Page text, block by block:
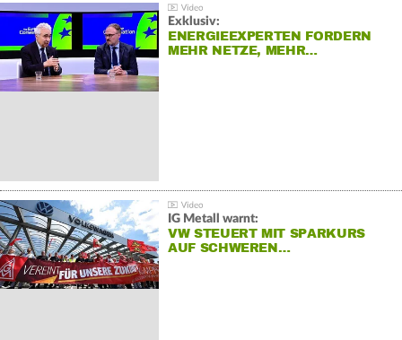
Exklusiv:
ENERGIEEXPERTEN FORDERN
MEHR NETZE, MEHR…
IG Metall warnt:
VW STEUERT MIT SPARKURS
AUF SCHWEREN…